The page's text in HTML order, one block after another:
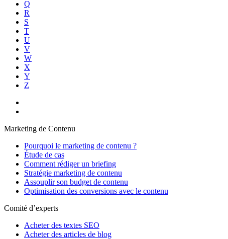
Q
R
S
T
U
V
W
X
Y
Z
Marketing de Contenu
Pourquoi le marketing de contenu ?
Étude de cas
Comment rédiger un briefing
Stratégie marketing de contenu
Assouplir son budget de contenu
Optimisation des conversions avec le contenu
Comité d’experts
Acheter des textes SEO
Acheter des articles de blog